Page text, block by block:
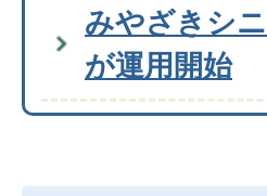
みやざきシ
が運用開始